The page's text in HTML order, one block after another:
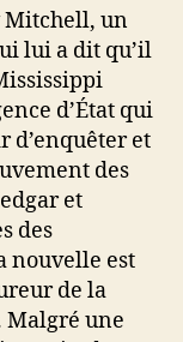
Mitchell, un
lui a dit qu’il
d’État qui
d’enquêter et
des
et
des
nouvelle est
de la
Malgré une